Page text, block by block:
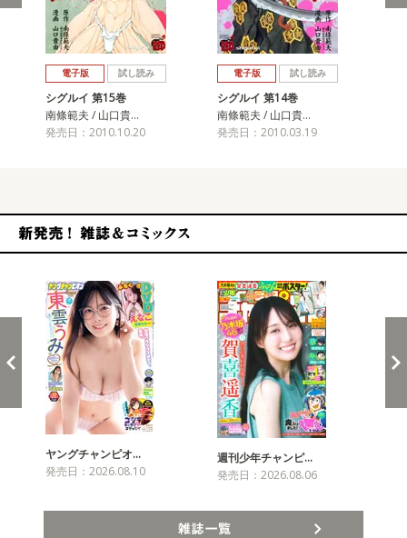
電子版 試し読み
シグルイ 第15巻
南條範夫 / 山口貴…
発売日：2010.10.20
電子版 試し読み
シグルイ 第14巻
南條範夫 / 山口貴…
発売日：2010.03.19
ヤングチャンピオ…
発売日：2026.08.10
週刊少年チャンピ…
発売日：2026.08.06